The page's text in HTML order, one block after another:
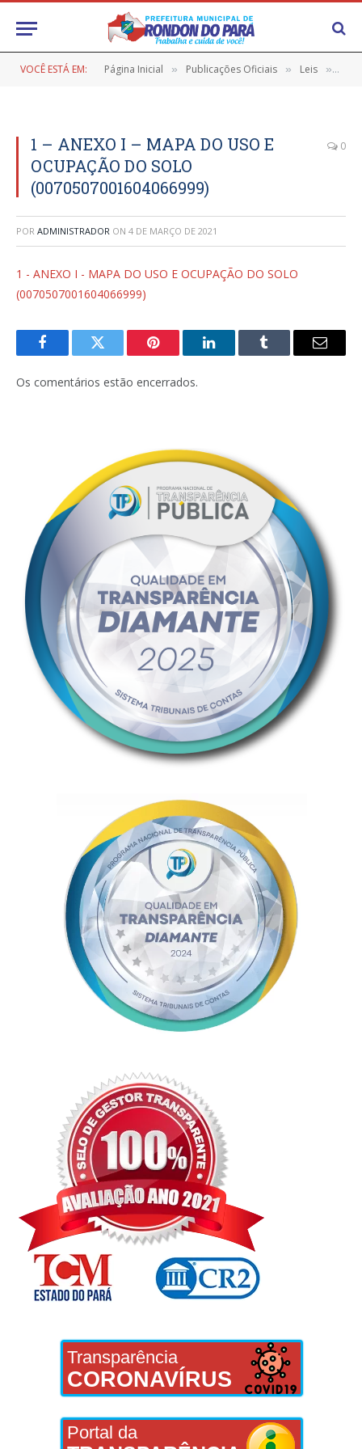
VOCÊ ESTÁ EM: Página Inicial » Publicações Oficiais » Leis »
1 – ANEXO I – MAPA DO USO E
OCUPAÇÃO DO SOLO
(0070507001604066999)
0
POR ADMINISTRADOR ON 4 DE MARÇO DE 2021
1 - ANEXO I - MAPA DO USO E OCUPAÇÃO DO SOLO
(0070507001604066999)
FacebookTwitter Pinterest LinkedInTumblr
E-
Os comentários estão encerrados.
Transparência
CORONAVÍRUS
Portal da